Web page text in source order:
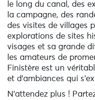
le long du canal, des
la campagne, des
des visites de villages
explorations de sites
visages et sa grande
les amateurs de
Finistère est un
et d’ambiances qui
N’attendez plus !